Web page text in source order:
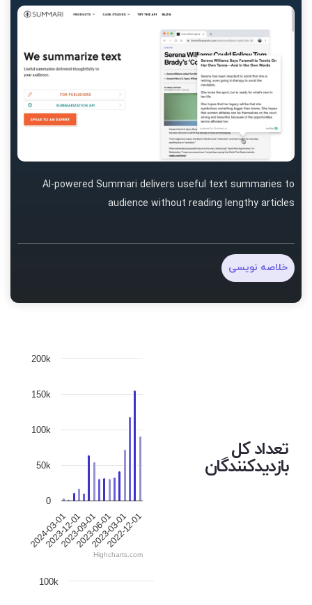
AI-powered Summari delivers useful text summaries to
audience without reading lengthy articles
خلاصه نویسی
تعداد کل
بازدیدکنندگان
2024-03-01
2023-12-01
2023-09-01
2023-06-01
2023-03-01
2022-12-01
0
50k
100k
150k
200k
Highcharts.com
100k